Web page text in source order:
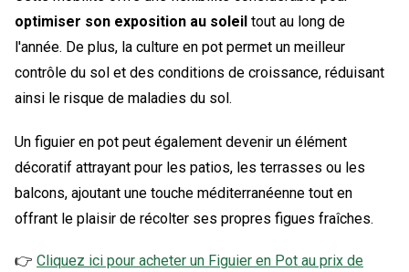
optimiser son exposition au soleil tout au long de
l'année. De plus, la culture en pot permet un meilleur
contrôle du sol et des conditions de croissance, réduisant
ainsi le risque de maladies du sol.
Un figuier en pot peut également devenir un élément
décoratif attrayant pour les patios, les terrasses ou les
balcons, ajoutant une touche méditerranéenne tout en
offrant le plaisir de récolter ses propres figues fraîches.
👉 Cliquez ici pour acheter un Figuier en Pot au prix de